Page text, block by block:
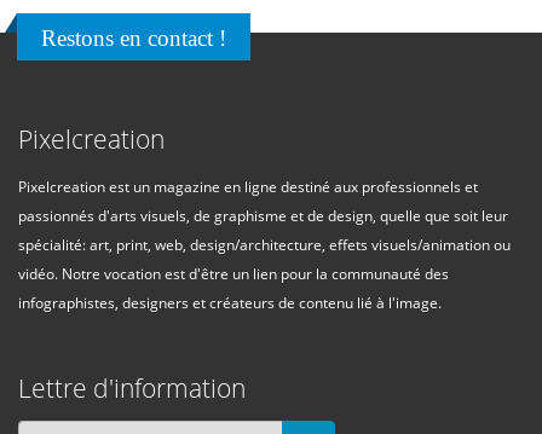
Restons en contact !
Pixelcreation
Pixelcreation est un magazine en ligne destiné aux professionnels et
passionnés d'arts visuels, de graphisme et de design, quelle que soit leur
spécialité: art, print, web, design/architecture, effets visuels/animation ou
vidéo. Notre vocation est d'être un lien pour la communauté des
infographistes, designers et créateurs de contenu lié à l'image.
Lettre d'information